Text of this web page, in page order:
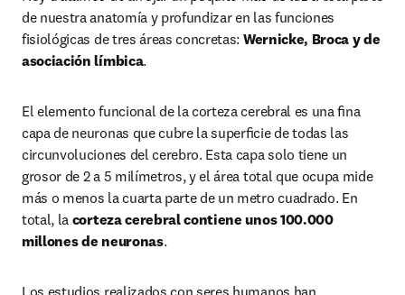
de nuestra anatomía y profundizar en las funciones
fisiológicas de tres áreas concretas: Wernicke, Broca y de
asociación límbica.
El elemento funcional de la corteza cerebral es una ﬁna
capa de neuronas que cubre la superﬁcie de todas las
circunvoluciones del cerebro. Esta capa solo tiene un
grosor de 2 a 5 milímetros, y el área total que ocupa mide
más o menos la cuarta parte de un metro cuadrado. En
total, la corteza cerebral contiene unos 100.000
millones de neuronas.
Los estudios realizados con seres humanos han